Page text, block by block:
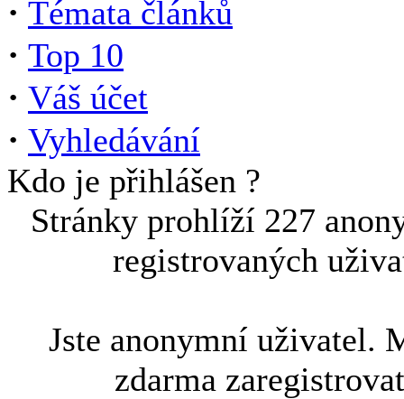
· Témata článků
· Top 10
· Váš účet
· Vyhledávání
Kdo je přihlášen ?
Stránky prohlíží 227
registrovaných
Jste anonymní uživatel.
zdarma